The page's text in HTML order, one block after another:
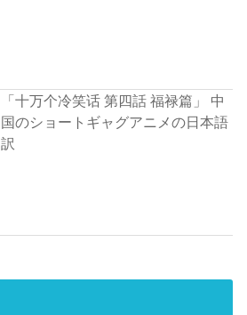
「十万个冷笑话 第四話 福禄篇」 中
国のショートギャグアニメの日本語
訳